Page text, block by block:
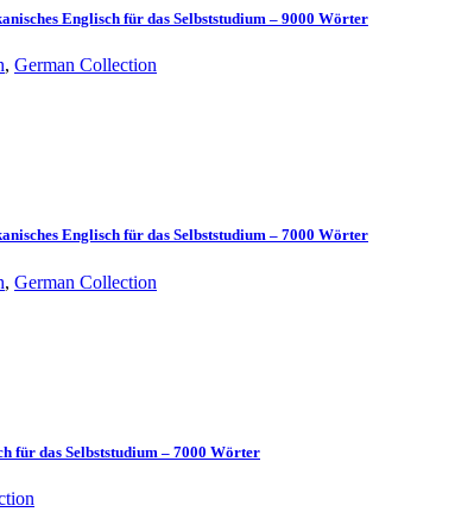
Englisch für das Selbststudium – 9000 Wörter
, German Collection
Englisch für das Selbststudium – 7000 Wörter
, German Collection
für das Selbststudium – 7000 Wörter